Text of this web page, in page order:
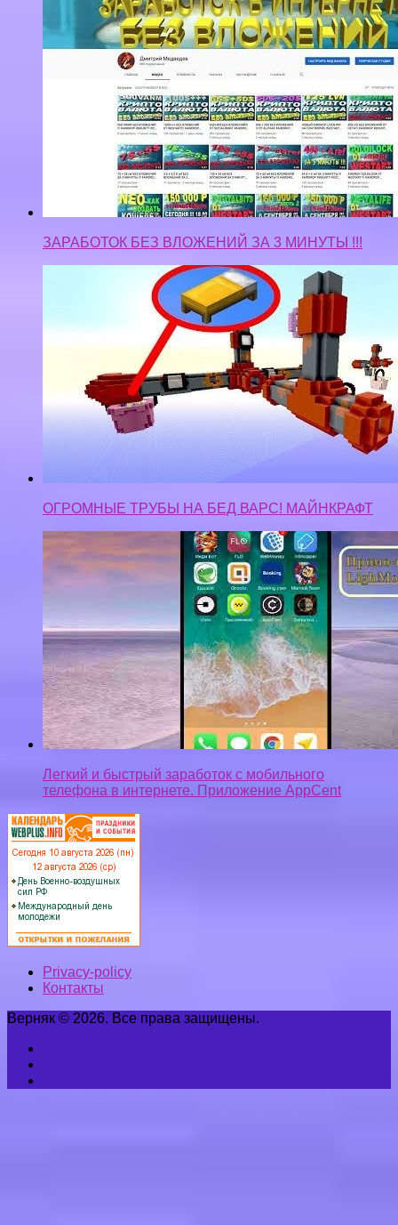
ЗАРАБОТОК БЕЗ ВЛОЖЕНИЙ ЗА 3 МИНУТЫ !!!
ОГРОМНЫЕ ТРУБЫ НА БЕД ВАРС! МАЙНКРАФТ
Легкий и быстрый заработок с мобильного
телефона в интернете. Приложение AppCent
Privacy-policy
Контакты
Верняк © 2026. Все права защищены.